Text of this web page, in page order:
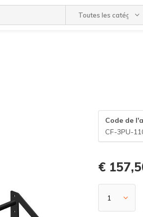
Toutes les catégories
Code de
CF-3PU-
€